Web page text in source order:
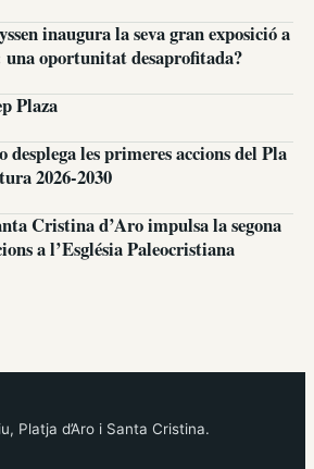
inaugura la seva gran exposició a
una oportunitat desaprofitada?
Plaza
les primeres accions del Pla
2026-2030
Cristina d’Aro impulsa la segona
a l’Església Paleocristiana
Platja d’Aro i Santa Cristina.